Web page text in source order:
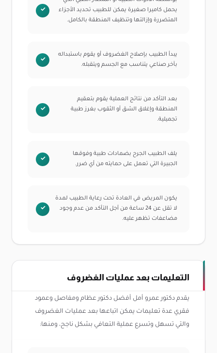
يحمل كاميرا صغيرة يمكن للطبيب تحديد الأجزاء
المتضررة وإزالتها وتنظيف المنطقة بالكامل.
يبدأ الطبيب بإصلاح الغضروف أو يقوم باستبداله
بآخر صناعي يتناسب مع الجسم ويتقبله.
بعد التأكد من نتائج العملية يقوم بتعقيم
المنطقة وإغلاق الشق أو الثقوب بغرز طبية
تجميلية.
يلف الطبيب الجرح بضمادات طبية وفوقها
الجبيرة التي تعمل على حمايته من أي ضرر.
يكون المريض في العادة تحت رعاية الطبيب لمدة
لا تقل عن 24 ساعة من أجل التأكد من عدم وجود
مضاعفات تظهر عليه.
التعليمات بعد عمليات الغضروف
يقدم دكتور عمرو أمل أفضل دكتور عظام ومفاصل وعمود
فقري عدة تعليمات يمكن اتباعها بعد عمليات الغضروف
والتي تسهل وتسرع عملية التعافي بشكل ناجح، ومنها: